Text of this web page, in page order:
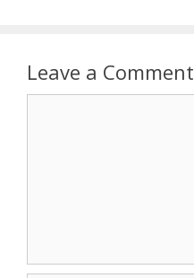
Leave a Comment